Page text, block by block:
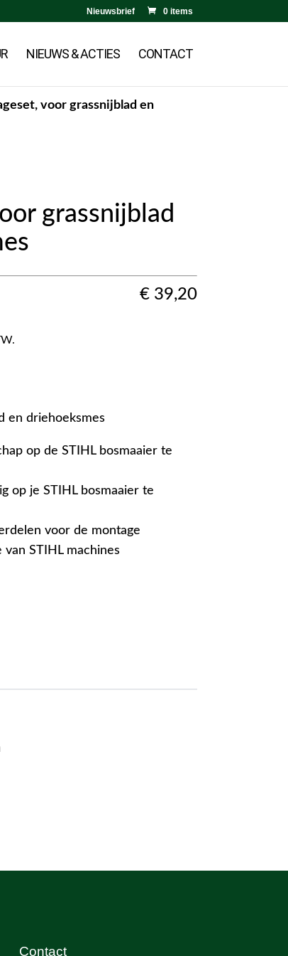
Nieuwsbrief 0 items
NIEUWS & ACTIES CONTACT
voor grassnijblad en
grassnijblad
€ 39,20
en driehoeksmes
op de STIHL bosmaaier te
op je STIHL bosmaaier te
voor de montage
STIHL machines
Contact